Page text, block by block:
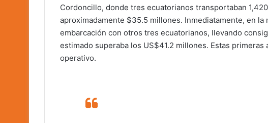
Cordoncillo, donde tres ecuatorianos transportaban
aproximadamente $35.5 millones. Inmediatamente, en
embarcación con otros tres ecuatorianos, llevando
estimado superaba los US$41.2 millones. Estas
operativo.